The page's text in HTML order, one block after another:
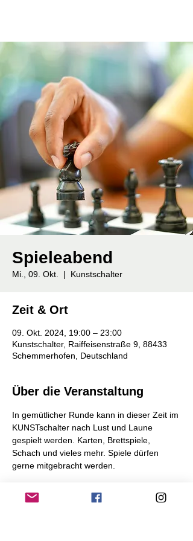
Spieleabend
Mi., 09. Okt.
  |
Kunstschalter
Zeit & Ort
09. Okt. 2024, 19:00 – 23:00
Kunstschalter, Raiffeisenstraße 9, 88433
Schemmerhofen, Deutschland
Über die Veranstaltung
In gemütlicher Runde kann in dieser Zeit im
KUNSTschalter nach Lust und Laune
gespielt werden. Karten, Brettspiele,
Schach und vieles mehr. Spiele dürfen
gerne mitgebracht werden.
Einfach vorbeikommen und mitmachen!